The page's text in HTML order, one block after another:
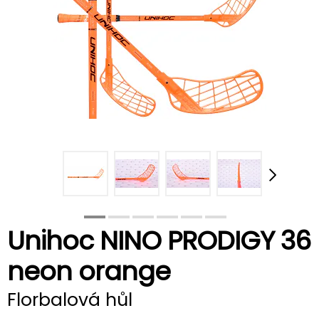
Unihoc NINO PRODIGY 36
neon orange
Florbalová hůl